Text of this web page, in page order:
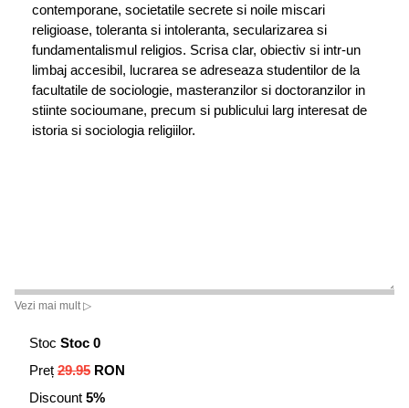
contemporane, societatile secrete si noile miscari
religioase, toleranta si intoleranta, secularizarea si
fundamentalismul religios. Scrisa clar, obiectiv si intr-un
limbaj accesibil, lucrarea se adreseaza studentilor de la
facultatile de sociologie, masteranzilor si doctoranzilor in
stiinte socioumane, precum si publicului larg interesat de
istoria si sociologia religiilor.
Vezi mai mult ▷
Stoc Stoc 0
Preț 29.95 RON
Discount 5%